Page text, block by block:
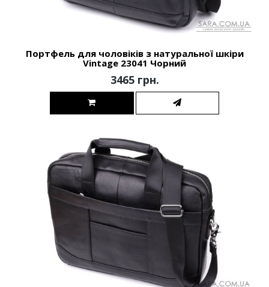
Портфель для чоловіків з натуральної шкіри
Vintage 23041 Чорний
3465 грн.